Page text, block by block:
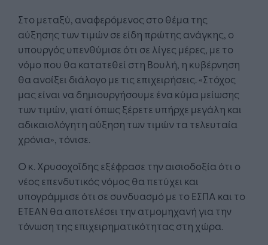
Στο μεταξύ, αναφερόμενος στο θέμα της
αύξησης των τιμών σε είδη πρώτης ανάγκης, ο
υπουργός υπενθύμισε ότι σε λίγες μέρες, με το
νόμο που θα κατατεθεί στη Βουλή, η κυβέρνηση
θα ανοίξει διάλογο με τις επιχειρήσεις. «Στόχος
μας είναι να δημιουργήσουμε ένα κύμα μείωσης
των τιμών, γιατί όπως ξέρετε υπήρχε μεγάλη και
αδικαιολόγητη αύξηση των τιμών τα τελευταία
χρόνια», τόνισε.
Ο κ. Χρυσοχοΐδης εξέφρασε την αισιοδοξία ότι ο
νέος επενδυτικός νόμος θα πετύχει και
υπογράμμισε ότι σε συνδυασμό με το ΕΣΠΑ και το
ΕΤΕΑΝ θα αποτελέσει την ατμομηχανή για την
τόνωση της επιχειρηματικότητας στη χώρα.